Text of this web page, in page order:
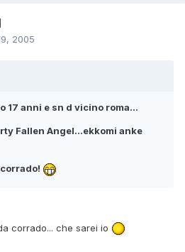
2005
17 anni e sn d vicino roma...
Fallen Angel...ekkomi anke
corrado... che sarei io